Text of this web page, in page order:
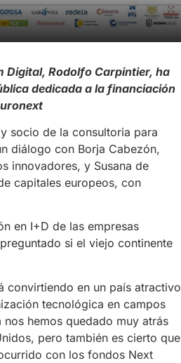
Digital, Rodolfo Carpintier, ha
dedicada a la financiación
socio de la consultoria para
diálogo con Borja Cabezón,
innovadores, y Susana de
capitales europeos, con
en I+D de las empresas
si el viejo continente
convirtiendo en un país atractivo
tecnológica en campos
hemos quedado muy atrás
pero también es cierto que
con los fondos Next